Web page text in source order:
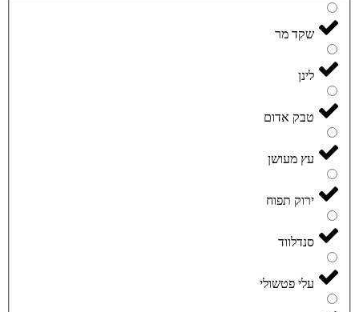
שקד מר
לינן
טבק אדום
עץ מעושן
ירוק תפוח
סנדלווד
עלי פטשולי